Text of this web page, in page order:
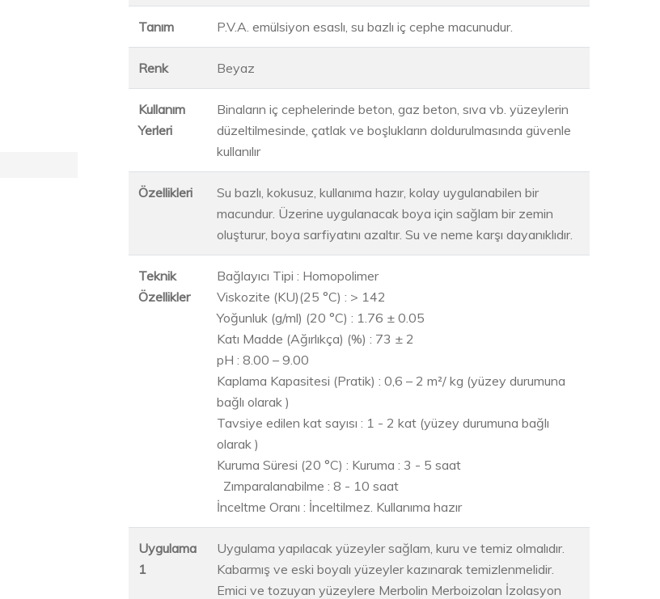
Tanım P.V.A. emülsiyon esaslı, su bazlı iç cephe macunudur.
Renk Beyaz
Kullanım
Yerleri
Binaların iç cephelerinde beton, gaz beton, sıva vb. yüzeylerin
düzeltilmesinde, çatlak ve boşlukların doldurulmasında güvenle
kullanılır
Özellikleri
Su bazlı, kokusuz, kullanıma hazır, kolay uygulanabilen bir
macundur. Üzerine uygulanacak boya için sağlam bir zemin
oluşturur, boya sarfiyatını azaltır. Su ve neme karşı dayanıklıdır.
Teknik
Özellikler
Bağlayıcı Tipi : Homopolimer
Viskozite (KU)(25 °C) : > 142
Yoğunluk (g/ml) (20 °C) : 1.76 ± 0.05
Katı Madde (Ağırlıkça) (%) : 73 ± 2
pH : 8.00 – 9.00
Kaplama Kapasitesi (Pratik) : 0,6 – 2 m²/ kg (yüzey durumuna
bağlı olarak )
Tavsiye edilen kat sayısı : 1 - 2 kat (yüzey durumuna bağlı
olarak )
Kuruma Süresi (20 °C) : Kuruma : 3 - 5 saat
Zımparalanabilme : 8 - 10 saat
İnceltme Oranı : İnceltilmez. Kullanıma hazır
Uygulama
1
Uygulama yapılacak yüzeyler sağlam, kuru ve temiz olmalıdır.
Kabarmış ve eski boyalı yüzeyler kazınarak temizlenmelidir.
Emici ve tozuyan yüzeylere Merbolin Merboizolan İzolasyon